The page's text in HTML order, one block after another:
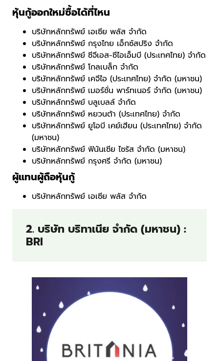
หุ้นกู้ออกใหม่ซื้อได้ที่ไหน
บริษัทหลักทรัพย์ เอเซีย พลัส จำกัด
บริษัทหลักทรัพย์ กรุงไทย เอ็กซ์สปริง จำกัด
บริษัทหลักทรัพย์ ซีจีเอส-ซีไอเอ็มบี (ประเทศไทย) จำกัด
บริษัทหลักทรัพย์ โกลเบล็ก จำกัด
บริษัทหลักทรัพย์ เคจีไอ (ประเทศไทย) จำกัด (มหาชน)
บริษัทหลักทรัพย์ เมอร์ชั่น พาร์ทเนอร์ จำกัด (มหาชน)
บริษัทหลักทรัพย์ บลูเบลล์ จำกัด
บริษัทหลักทรัพย์ หยวนต้า (ประเทศไทย) จำกัด
บริษัทหลักทรัพย์ ยูโอบี เคย์เฮียน (ประเทศไทย) จำกัด
(มหาชน)
บริษัทหลักทรัพย์ ฟินันเซีย ไซรัส จำกัด (มหาชน)
บริษัทหลักทรัพย์ กรุงศรี จำกัด (มหาชน)
ผู้แทนผู้ถือหุ้นกู้
บริษัทหลักทรัพย์ เอเซีย พลัส จำกัด
2. บริษัท บริทาเนีย จำกัด (มหาชน) :
BRI